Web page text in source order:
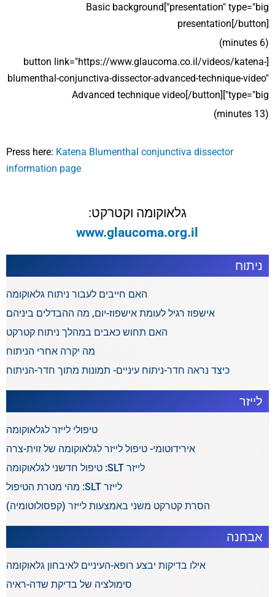
presentation" type="big"]Basic background
presentation[/button]
(6 minutes)
[button link="https://www.glaucoma.co.il/videos/katena-
blumenthal-conjunctiva-dissector-advanced-technique-video"
type="big"]Advanced technique video[/button]
(13 minutes)
Press here: Katena Blumenthal conjunctiva dissector
information page
גלאוקומה וקטרקט:
www.glaucoma.org.il
ניתוח
האם חייבים לעבור ניתוח גלאוקומה
אישפוז רגיל לעומת אישפוז-יום, מה ההבדלים ביניהם
האם תחוש כאבים במהלך ניתוח קטרקט
מה יקרה אחרי הניתוח
כיצד נראה חדר-ניתוח עיניים- תמונות מתוך חדר-הניתוח
לייזר
טיפולי לייזר לגלאוקומה
אירידוטומי- טיפול לייזר לגלאוקומה של זוית-צרה
לייזר SLT: טיפול חדשני לגלאוקומה
לייזר SLT: מהי מטרת הטיפול
הסרת קטרקט משני באמצעות לייזר (קפסולוטומיה)
אבחנה
אילו בדיקות יבצע רופא-העיניים לאיבחון גלאוקומה
סימולציה של בדיקת שדה-ראיה